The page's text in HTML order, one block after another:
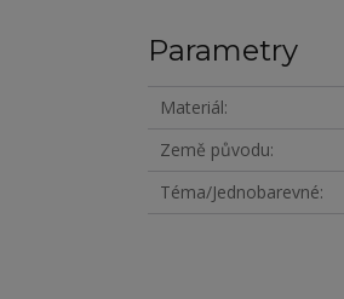
Parametry
Materiál
Země původu
Téma/Jednobarevné